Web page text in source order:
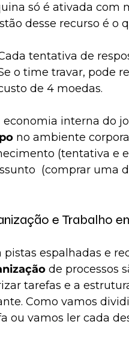
só é ativada com
desse recurso é o
tentativa de
o time travar, pode
de 4 moedas.
economia interna do
no ambiente
(tentativa e
(comprar uma
e Trabalho
pistas espalhadas e
de processos
tarefas e a
Como vamos
ou vamos ler cada